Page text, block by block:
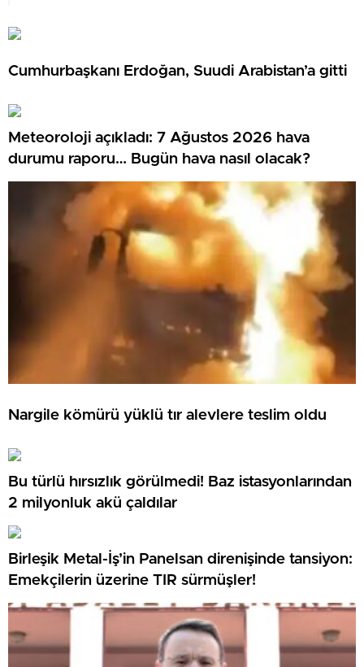
Cumhurbaşkanı Erdoğan, Suudi Arabistan’a gitti
Meteoroloji açıkladı: 7 Ağustos 2026 hava
durumu raporu… Bugün hava nasıl olacak?
Nargile kömürü yüklü tır alevlere teslim oldu
Bu türlü hırsızlık görülmedi! Baz istasyonlarından
2 milyonluk akü çaldılar
Birleşik Metal-İş’in Panelsan direnişinde tansiyon:
Emekçilerin üzerine TIR sürmüşler!